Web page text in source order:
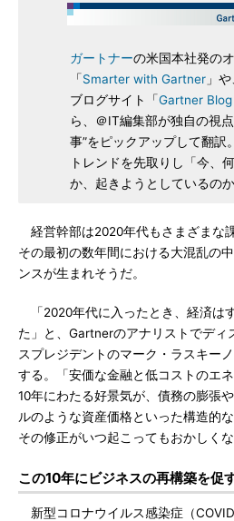
ガートナーの米国本社発の
「Smarter with Gartner」や
ブログサイト「Gartner
ら、＠IT編集部が独自の視
事”をピックアップして翻訳
トレンドを先取りし「今、
か、起きようとしているの
経営幹部は2020年代もさまざまな
その最初の数年間における大混乱の
ンスが生まれそうだ。
「2020年代に入ったとき、経済は
た」と、Gartnerのアナリストでディ
スプレジデントのマーク・ラスキー
する。「安価な金融と低コストのエ
10年にわたる好景気が、債務の膨張
ルのような資産価格といった構造的
その修正がいつ起こってもおかしくな
この10年にビジネスの再構築を促
新型コロナウイルス感染症（